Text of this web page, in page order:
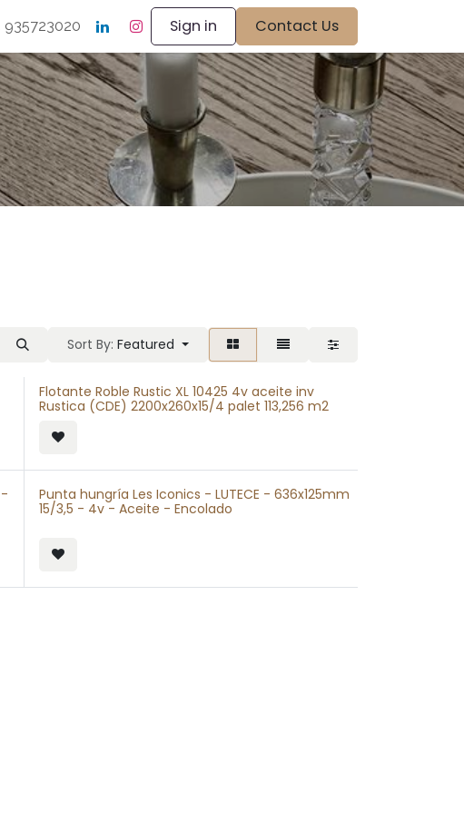
935723020 Sign in Contact Us
Sort By: Featured
Flotante Roble Rustic XL 10425 4v aceite inv
Rustica (CDE) 2200x260x15/4 palet 113,256 m2
Punta hungría Les Iconics - LUTECE - 636x125mm
15/3,5 - 4v - Aceite - Encolado